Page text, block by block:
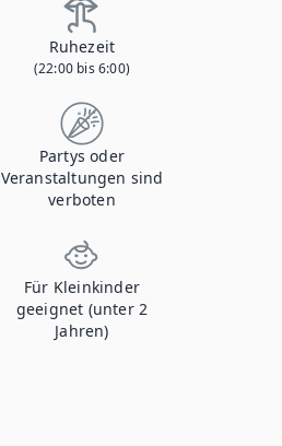
Ruhezeit
(22:00 bis 6:00)
Partys oder
Veranstaltungen sind
verboten
Für Kleinkinder
geeignet (unter 2
Jahren)